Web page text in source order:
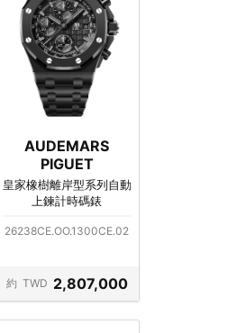
AUDEMARS
PIGUET
皇家橡樹離岸型系列自動
上鍊計時碼錶
26238CE.OO.1300CE.02
約 TWD 2,807,000